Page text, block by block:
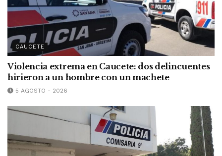
CAUCETE
Violencia extrema en Caucete: dos delincuentes
hirieron a un hombre con un machete
5 AGOSTO - 2026